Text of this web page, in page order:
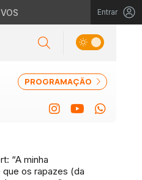
Entrar
PROGRAMAÇÃO
“A minha
os rapazes (da